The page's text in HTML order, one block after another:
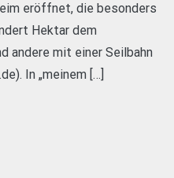
eröffnet, die besonders
Hektar dem
andere mit einer Seilbahn
In „meinem […]